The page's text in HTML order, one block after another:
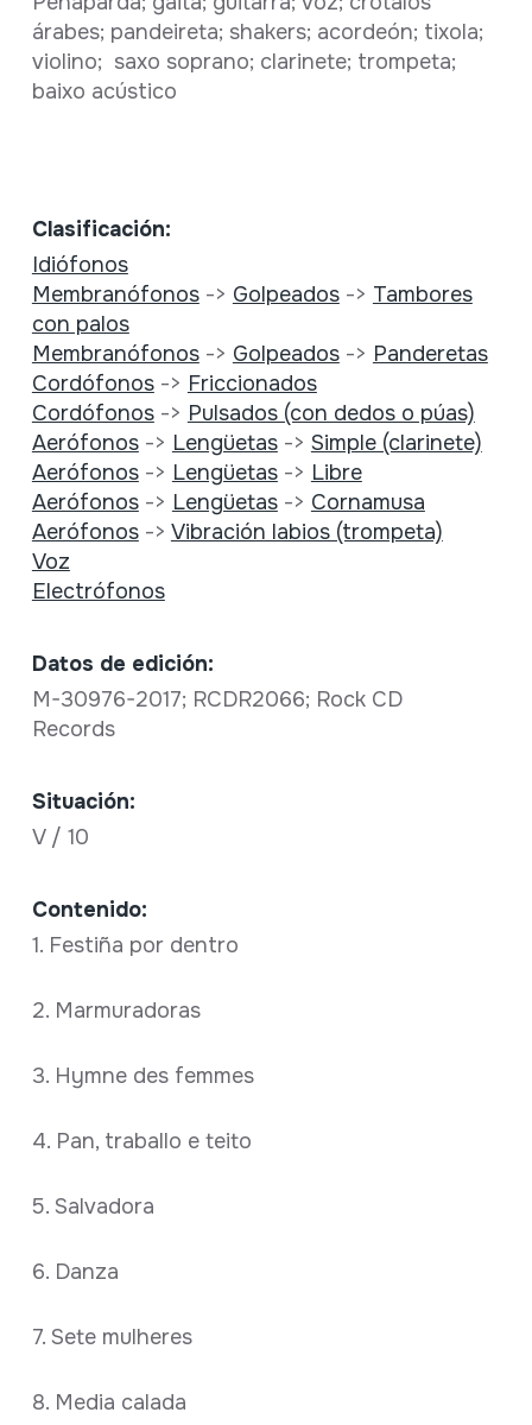
árabes; pandeireta; shakers; acordeón; tixola;
violino; saxo soprano; clarinete; trompeta;
baixo acústico
Clasificación:
Idiófonos
Membranófonos-> Golpeados-> Tambores
con palos
Membranófonos-> Golpeados-> Panderetas
Cordófonos-> Friccionados
Cordófonos-> Pulsados (con dedos o púas)
Aerófonos-> Lengüetas-> Simple (clarinete)
Aerófonos-> Lengüetas-> Libre
Aerófonos-> Lengüetas-> Cornamusa
Aerófonos-> Vibración labios (trompeta)
Voz
Electrófonos
Datos de edición:
M-30976-2017; RCDR2066; Rock CD
Records
Situación:
V / 10
Contenido:
1. Festiña por dentro
2. Marmuradoras
3. Hymne des femmes
4. Pan, traballo e teito
5. Salvadora
6. Danza
7. Sete mulheres
8. Media calada